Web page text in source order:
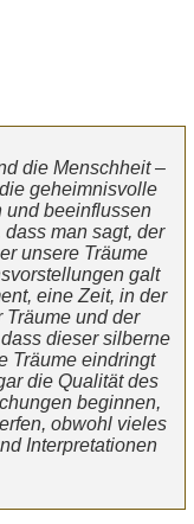
die Menschheit –
geheimnisvolle
und beeinflussen
man sagt, der
unsere Träume
galt
eine Zeit, in der
und der
dieser silberne
Träume eindringt
die Qualität des
beginnen,
obwohl vieles
Interpretationen